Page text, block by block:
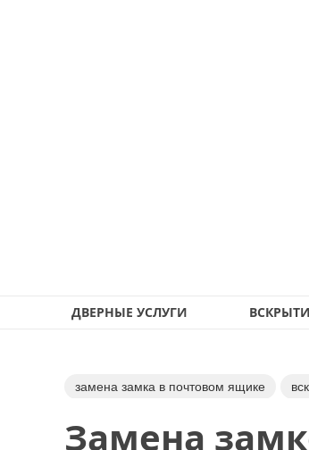
ДВЕРНЫЕ УСЛУГИ
замена замка в почтовом ящике
Замена